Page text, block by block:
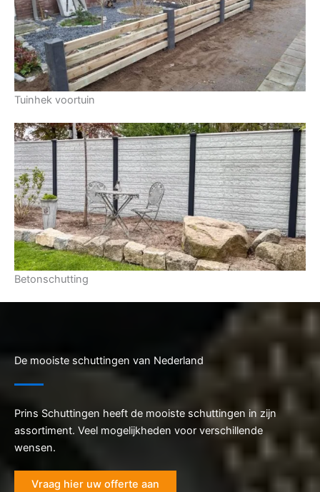
Tuinhek voortuin
Betonschutting
De mooiste schuttingen van Nederland
Prins Schuttingen heeft de mooiste schuttingen in zijn
assortiment. Veel mogelijkheden voor verschillende
wensen.
Vraag hier uw offerte aan